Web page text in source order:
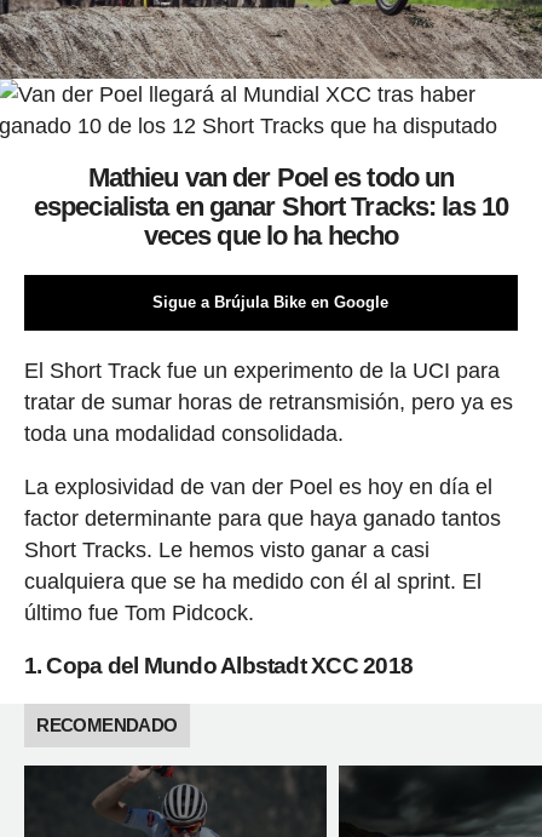
Mathieu van der Poel es todo un
especialista en ganar Short Tracks: las 10
veces que lo ha hecho
Sigue a Brújula Bike en Google
El Short Track fue un experimento de la UCI para
tratar de sumar horas de retransmisión, pero ya es
toda una modalidad consolidada.
La explosividad de van der Poel es hoy en día el
factor determinante para que haya ganado tantos
Short Tracks. Le hemos visto ganar a casi
cualquiera que se ha medido con él al sprint. El
último fue Tom Pidcock.
1. Copa del Mundo Albstadt XCC 2018
RECOMENDADO